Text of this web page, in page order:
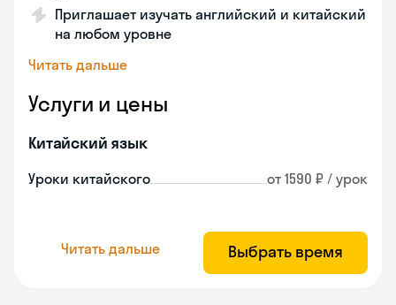
Приглашает изучать английский и китайский
на любом уровне
Читать дальше
Услуги и цены
Китайский язык
Уроки китайского от 1590 ₽ / урок
Читать дальше Выбрать время